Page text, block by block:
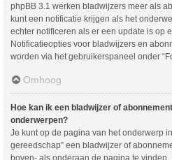
phpBB 3.1 werken bladwijzers meer als
kunt een notificatie krijgen als het
echter notificeren als er een update is op
Notificatieopties voor bladwijzers en
worden via het gebruikerspaneel onder
Omhoog
Hoe kan ik een bladwijzer of
onderwerpen?
Je kunt op de pagina van het onderwerp
gereedschap” een bladwijzer of
boven- als onderaan de pagina te vinden.